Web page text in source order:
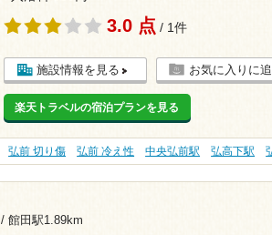
3.0 点 / 1件
施設情報を見る お気に入りに
楽天トラベルの宿泊プランを見る
弘前 切り傷 弘前 冷え性 中央弘前駅 弘高下駅
/ 館田駅1.89km